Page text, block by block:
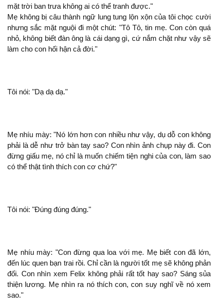
mặt trời ban trưa
ai có thể tranh được."
Mẹ
bị câu thành ngữ lung tung lộn xộn của tôi chọc cười
nhưng sắc mặt nguội
chút: "Tô Tô, tin mẹ. Con còn quá
,
biết đàn ông là cái dạng gì, cứ nắm chặt như vậy
làm cho con hối hận cả đời."
Tôi : "Dạ dạ dạ."
Mẹ nhíu mày: "Nó lớn hơn con nhiều như vậy, dụ dỗ con
phải là dễ như trở bàn tay sao? Con nhìn ảnh chụp này
. Con
đừng giấu mẹ, nó chỉ là muốn chiếm tiện nghi của con, làm sao
có thể
tình thích con cơ chứ?"
Tôi : "Đúng đúng đúng."
Mẹ nhíu mày: "Con đừng qua loa với mẹ. Mẹ biết con
lớn,
đến lúc quen bạn trai rồi. Chỉ cần là người tốt mẹ
phản
đối. Con nhìn xem Felix
phải rất tốt hay sao? Sáng sủa
thiện lương. Mẹ nhìn ra nó thích con, con suy nghĩ về nó xem
sao."